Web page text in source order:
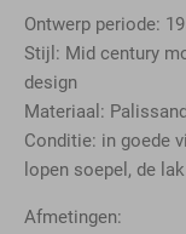
Ontwerp periode:
Stijl: Mid century
design
Materiaal:
Conditie: in goede
lopen soepel, de
Afmetingen: